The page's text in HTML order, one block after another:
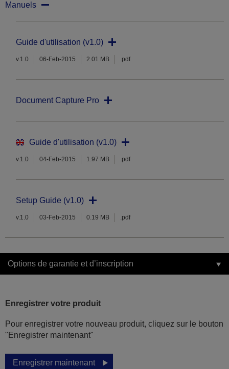
Manuels
Guide d'utilisation (v1.0)
v.1.0 06-Feb-2015 2.01 MB .pdf
Document Capture Pro
Guide d'utilisation (v1.0)
v.1.0 04-Feb-2015 1.97 MB .pdf
Setup Guide (v1.0)
v.1.0 03-Feb-2015 0.19 MB .pdf
Options de garantie et d’inscription
Enregistrer votre produit
Pour enregistrer votre nouveau produit, cliquez sur le bouton
"Enregistrer maintenant"
Enregistrer maintenant